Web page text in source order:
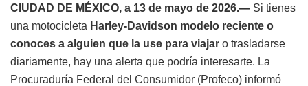
CIUDAD DE MÉXICO, a 13 de mayo de 2026.— Si tienes
una motocicleta Harley-Davidson modelo reciente o
conoces a alguien que la use para viajar o trasladarse
diariamente, hay una alerta que podría interesarte. La
Procuraduría Federal del Consumidor (Profeco) informó